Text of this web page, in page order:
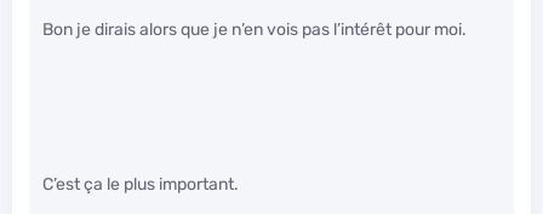
Bon je dirais alors que je n’en vois pas l’intérêt pour moi.
C’est ça le plus important.